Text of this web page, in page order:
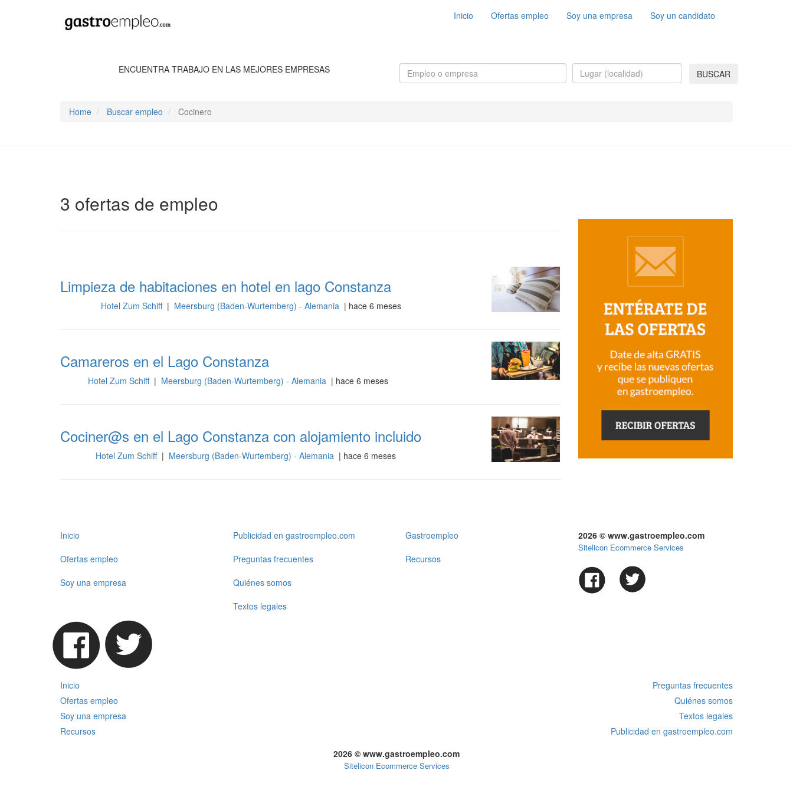
Inicio Ofertas empleo Soy una empresa Soy un candidato
ENCUENTRA TRABAJO EN LAS MEJORES EMPRESAS BUSCAR
Home Buscar empleo Cocinero
3 ofertas de empleo
Limpieza de habitaciones en hotel en lago Constanza
Hotel Zum Schiff | Meersburg (Baden-Wurtemberg) - Alemania | hace 6 meses
Camareros en el Lago Constanza
Hotel Zum Schiff | Meersburg (Baden-Wurtemberg) - Alemania | hace 6 meses
Cociner@s en el Lago Constanza con alojamiento incluido
Hotel Zum Schiff | Meersburg (Baden-Wurtemberg) - Alemania | hace 6 meses
Inicio
Ofertas empleo
Soy una empresa
Publicidad en gastroempleo.com
Preguntas frecuentes
Quiénes somos
Textos legales
Gastroempleo
Recursos
2026 © www.gastroempleo.com
Sitelicon Ecommerce Services
Inicio
Preguntas frecuentes
Ofertas empleo
Quiénes somos
Soy una empresa
Textos legales
Recursos
Publicidad en gastroempleo.com
2026 © www.gastroempleo.com
Sitelicon Ecommerce Services